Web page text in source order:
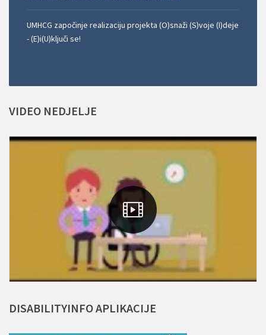
UMHCG započinje realizaciju projekta (O)snaži (S)voje (I)deje
- (E)i(U)ključi se!
VIDEO NEDJELJE
DISABILITYINFOAPLIKACIJE